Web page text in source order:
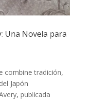
Una Novela para
combine tradición,
Japón
publicada